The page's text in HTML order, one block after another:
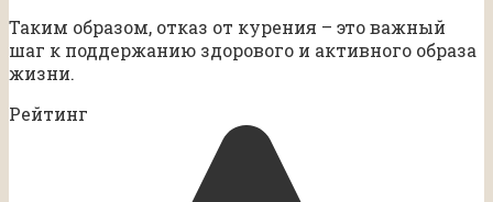
Таким образом, отказ от курения – это важный
шаг к поддержанию здорового и активного образа
жизни.
Рейтинг